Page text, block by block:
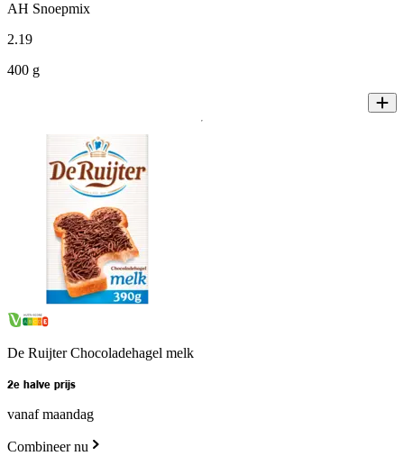
AH Snoepmix
2.19
400 g
De Ruijter Chocoladehagel melk
2e halve prijs
vanaf maandag
Combineer nu